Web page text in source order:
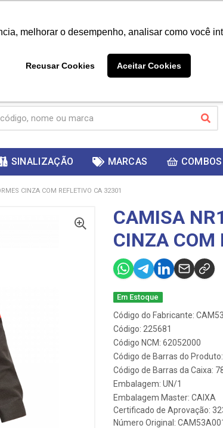
melhorar o desempenho, analisar como você
Recusar Cookies Aceitar Cookies
ganhar
SINALIZAÇÃO MARCAS COMBOS
CINZA COM REFLETIVO CA 32301
CAMISA
CINZA COM
Em Estoque
Código do Fabricante:
Código: 225681
Código NCM: 62052000
Código de Barras do
Código de Barras da Caixa:
Embalagem: UN/1
Embalagem Master: CAIXA
Certificado de Aprovação:
Número Original: